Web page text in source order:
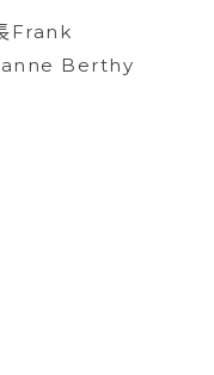
Frank
Berthy